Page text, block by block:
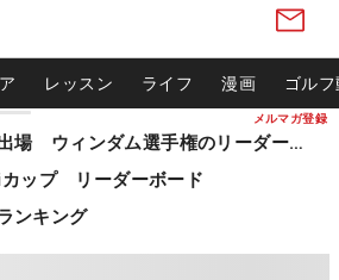
メルマガ登録
レッスン ライフ 漫画 ゴル
松山英樹ら出場 ウィンダム選手権のリーダーボード
ップ リーダーボード
ンキング